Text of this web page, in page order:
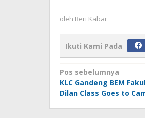
oleh Beri Kabar
Ikuti Kami Pada
Navigasi
pos
Pos sebelumnya
KLC Gandeng BEM
Dilan Class Goes to